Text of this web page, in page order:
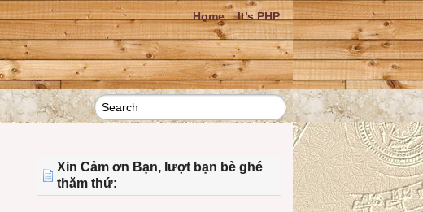
Home It’s PHP
Xin Cảm ơn Bạn, lượt bạn bè ghé
thăm thứ: